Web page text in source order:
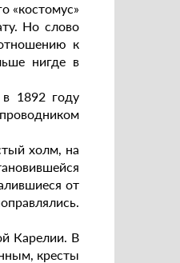
«костомус»
Но слово
к
нигде в
в 1892 году
холм, на
от
Карелии. В
кресты